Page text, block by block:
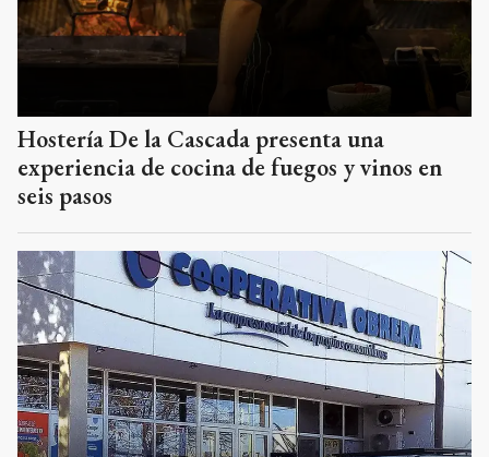
Hostería De la Cascada presenta una
experiencia de cocina de fuegos y vinos en
seis pasos